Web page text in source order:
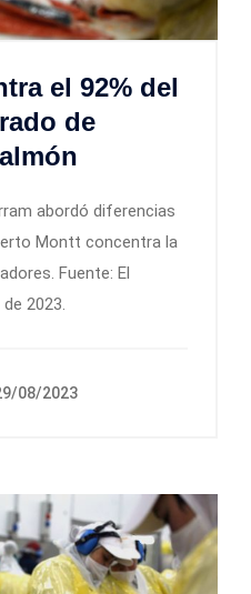
el 92% del
de
abordó diferencias
Montt concentra la
Fuente: El
2023.
08/2023